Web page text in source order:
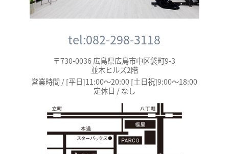
tel:082-298-3118
〒730-0036 広島県広島市中区袋町9-3
並木ヒルズ2階
営業時間 / [平日]11:00～20:00 [土日祝]9:00～18:00
定休日 / なし